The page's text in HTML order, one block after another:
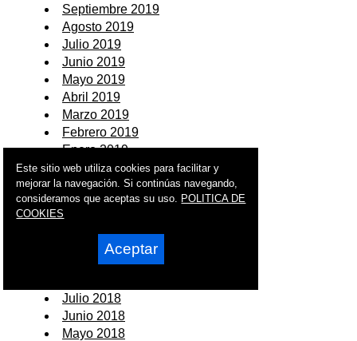
Septiembre 2019
Agosto 2019
Julio 2019
Junio 2019
Mayo 2019
Abril 2019
Marzo 2019
Febrero 2019
Enero 2019
2018
Diciembre 2018
Octubre 2018
Septiembre 2018
Julio 2018
Junio 2018
Mayo 2018
Este sitio web utiliza cookies para facilitar y
mejorar la navegación. Si continúas navegando,
consideramos que aceptas su uso. POLITICA DE
COOKIES
Aceptar